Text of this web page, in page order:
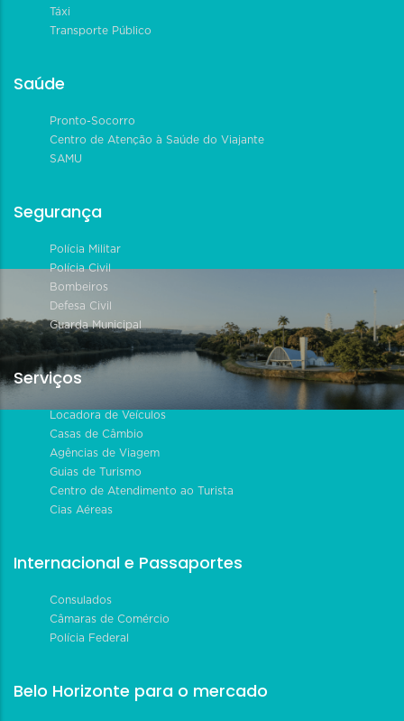
Táxi
Transporte Público
Saúde
Pronto-Socorro
Centro de Atenção à Saúde do Viajante
SAMU
Segurança
Polícia Militar
Polícia Civil
Bombeiros
Defesa Civil
Guarda Municipal
Serviços
Locadora de Veículos
Casas de Câmbio
Agências de Viagem
Guias de Turismo
Centro de Atendimento ao Turista
Cias Aéreas
Internacional e Passaportes
Consulados
Câmaras de Comércio
Polícia Federal
Belo Horizonte para o mercado